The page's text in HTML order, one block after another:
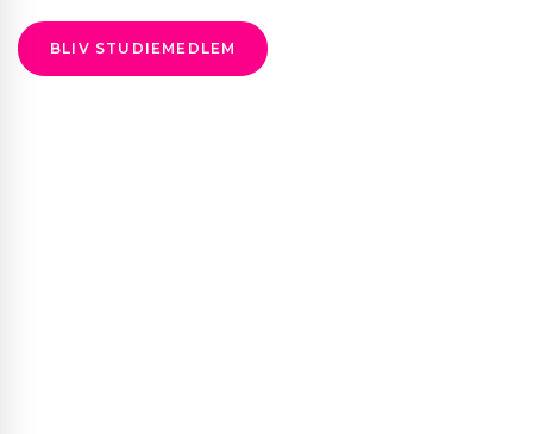
BLIV STUDIEMEDLEM